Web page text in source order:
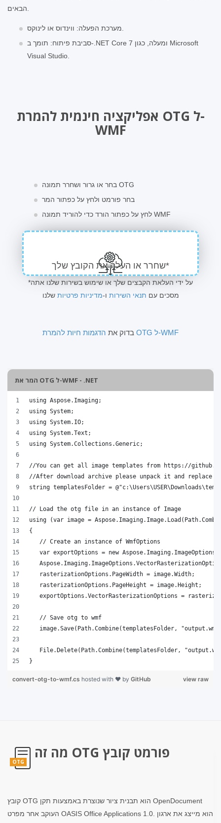
סביבת פיתוח: תומך ב-.NET Core 7 ומעלה, כגון Microsoft
Visual Studio.
אפליקציה חינמית להמרת OTG ל-
WMF
בחר או גרור ושחרר תמונה OTG
בחר פורמט ולחץ על כפתור המר
לחץ על כפתור הורד כדי להוריד תמונה WMF
שחרר או העלה את הקובץ שלך*
*על ידי העלאת הקבצים שלך או שימוש בשירות שלנו אתה
מסכים עם תנאי השירות ו-מדיניות פרטיות שלנו
בדוק את הדגמות חיות להמרת OTG ל-WMF
המר את OTG ל-WMF - .NET
}
view raw
convert-otg-to-wmf.cs hosted with ❤ by GitHub
OTG
מה זה OTG פורמט קובץ
קובץ OTG הוא תבנית ציור שנוצרת באמצעות תקן OpenDocument
העוקב אחר מפרט OASIS Office Applications 1.0. הוא מייצג את ארגון